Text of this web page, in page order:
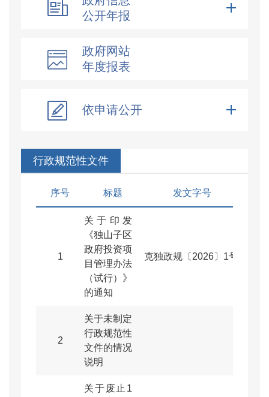
公开年报
政府网站
年度报表
依申请公开
行政规范性文件
序号 标题 发文字号
1
关于印发
《独山子区
政府投资项
目管理办法
（试行）》
的通知
克独政规〔2026〕1号
2
关于未制定
行政规范性
文件的情况
说明
关于废止1